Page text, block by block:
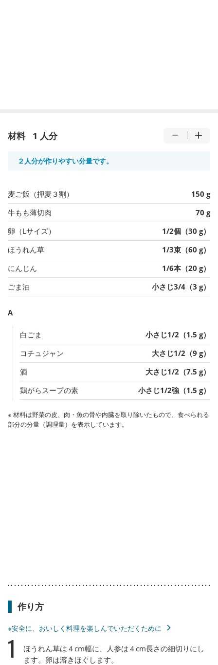
材料 1 人分
２人分が作りやすい分量です。
麦ご飯（押麦３割）
150 g
牛もも薄切肉
70 g
卵（Lサイズ）
1/2個（30 g）
ほうれん草
1/3束（60 g）
にんじん
1/6本（20 g）
ごま油
小さじ3/4（3 g）
A
白ごま
小さじ1/2（1.5 g）
コチュジャン
大さじ1/2（9 g）
酒
大さじ1/2（7.5 g）
鶏がらスープの素
小さじ1/2強（1.5 g）
※ 材料は野菜の皮、肉・魚の骨や内臓を取り除いたもので、食べられる
部分の分量（調理量）を表示しています。
作り方
※安全に、おいしく料理を楽しんでいただくために
1
ほうれん草は４cm幅に、人参は４cm長さの細切りにし
ます。卵は溶きほぐします。